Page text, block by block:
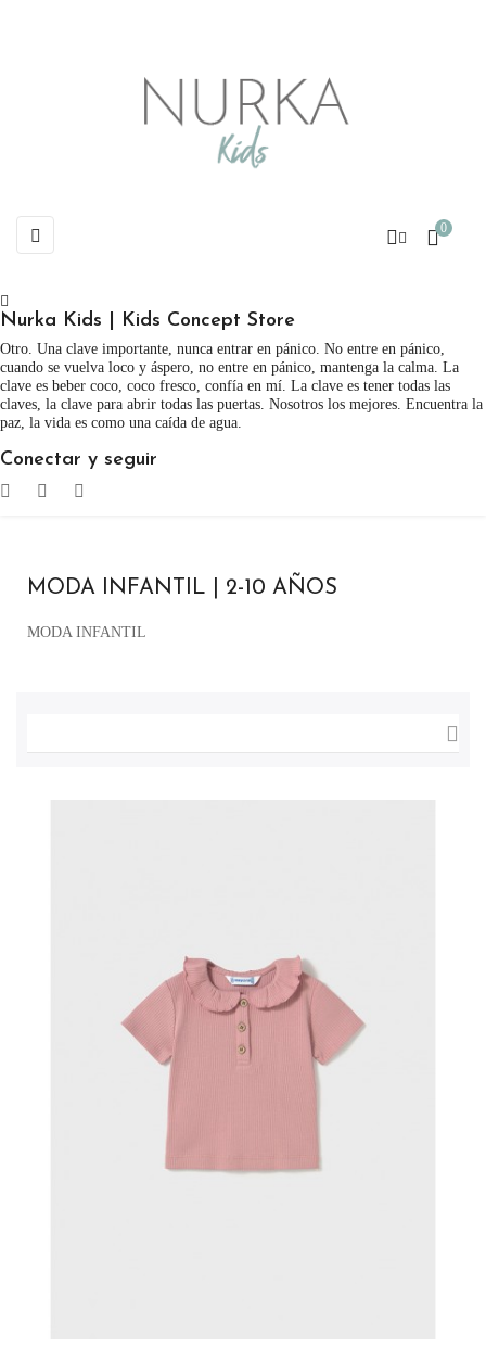
Navegación
de
☰ 0
Nurka Kids | Kids Concept Store
Otro. Una clave importante, nunca entrar en pánico. No entre en pánico,
cuando se vuelva loco y áspero, no entre en pánico, mantenga la calma. La
clave es beber coco, coco fresco, confía en mí. La clave es tener todas las
claves, la clave para abrir todas las puertas. Nosotros los mejores. Encuentra la
paz, la vida es como una caída de agua.
Conectar y seguir
MODA INFANTIL | 2-10 AÑOS
MODA INFANTIL
